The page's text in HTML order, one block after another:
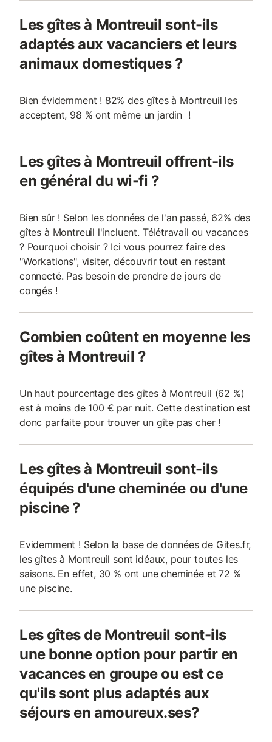
Les gîtes à Montreuil sont-ils
adaptés aux vacanciers et leurs
animaux domestiques ?
Bien évidemment ! 82% des gîtes à Montreuil les
acceptent, 98 % ont même un jardin !
Les gîtes à Montreuil offrent-ils
en général du wi-fi ?
Bien sûr ! Selon les données de l'an passé, 62% des
gîtes à Montreuil l'incluent. Télétravail ou vacances
? Pourquoi choisir ? Ici vous pourrez faire des
"Workations", visiter, découvrir tout en restant
connecté. Pas besoin de prendre de jours de
congés !
Combien coûtent en moyenne les
gîtes à Montreuil ?
Un haut pourcentage des gîtes à Montreuil (62 %)
est à moins de 100 € par nuit. Cette destination est
donc parfaite pour trouver un gîte pas cher !
Les gîtes à Montreuil sont-ils
équipés d'une cheminée ou d'une
piscine ?
Evidemment ! Selon la base de données de Gites.fr,
les gîtes à Montreuil sont idéaux, pour toutes les
saisons. En effet, 30 % ont une cheminée et 72 %
une piscine.
Les gîtes de Montreuil sont-ils
une bonne option pour partir en
vacances en groupe ou est ce
qu'ils sont plus adaptés aux
séjours en amoureux.ses?